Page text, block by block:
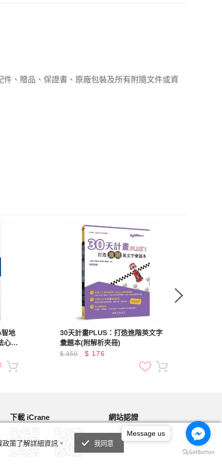
、贈品、保證書、原廠包裝及所有附隨文件或資
地
心智
30天計畫PLUS：打造進階英文字
彙題本(附解析夾冊)
$350 $ 176
下載 iCrane 網站認證
策了解詳細資訊。 我同意
Message us